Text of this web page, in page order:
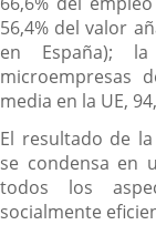
56,4% del valor
en España);
microempresas
media en la UE,
El resultado de
se condensa en
todos los
socialmente